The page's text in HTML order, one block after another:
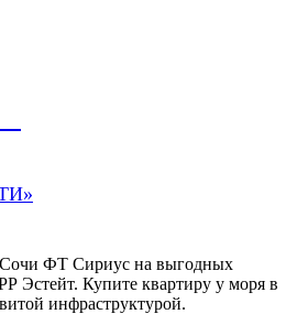
ФТ Сириус на выгодных
Эстейт. Купите квартиру у моря в
инфраструктурой.